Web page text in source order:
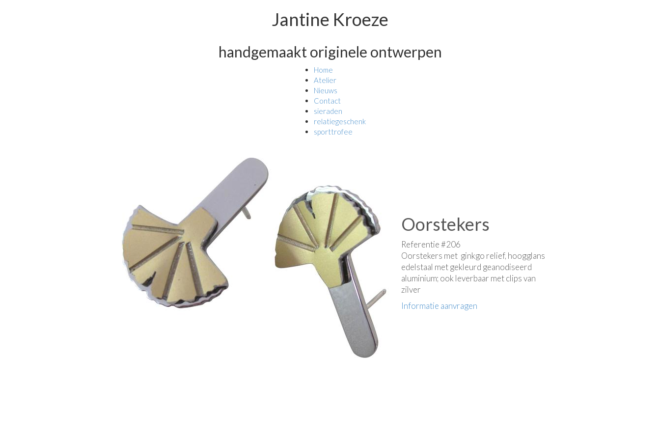
Jantine Kroeze
handgemaakt originele ontwerpen
Home
Atelier
Nieuws
Contact
sieraden
relatiegeschenk
sporttrofee
Oorstekers
Referentie #206
Oorstekers met ginkgo relief, hoogglans
edelstaal met gekleurd geanodiseerd
aluminium; ook leverbaar met clips van
zilver
Informatie aanvragen